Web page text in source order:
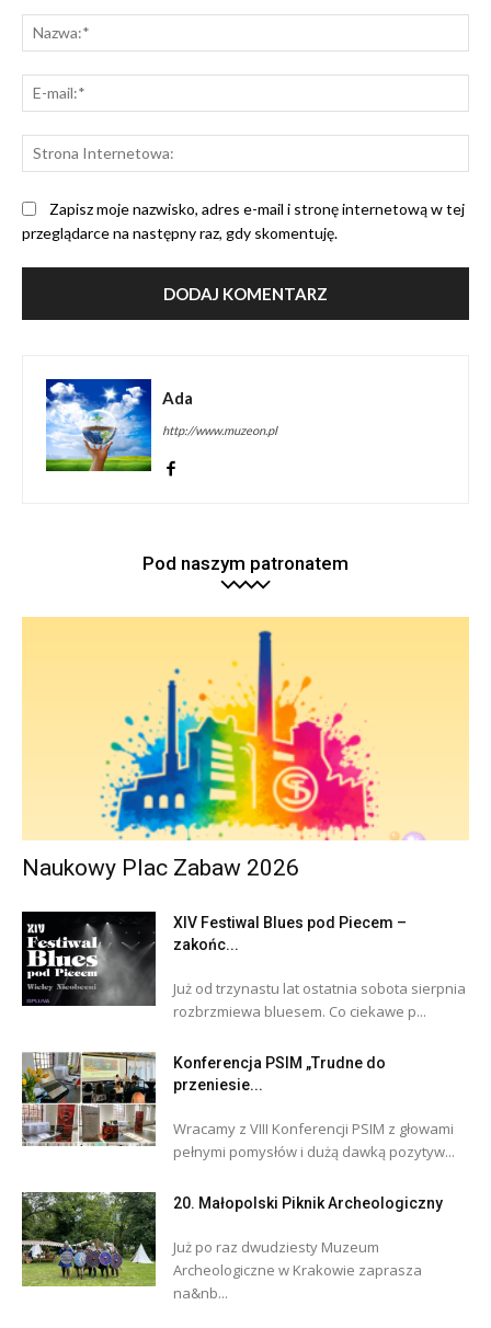
Zapisz moje nazwisko, adres e-mail i stronę internetową w tej
przeglądarce na następny raz, gdy skomentuję.
Ada
http://www.muzeon.pl
Pod naszym patronatem
Naukowy Plac Zabaw 2026
XIV Festiwal Blues pod Piecem –
zakońc...
Już od trzynastu lat ostatnia sobota sierpnia
rozbrzmiewa bluesem. Co ciekawe p...
Konferencja PSIM „Trudne do
przeniesie...
Wracamy z VIII Konferencji PSIM z głowami
pełnymi pomysłów i dużą dawką pozytyw...
20. Małopolski Piknik Archeologiczny
Już po raz dwudziesty Muzeum
Archeologiczne w Krakowie zaprasza
na&nb...